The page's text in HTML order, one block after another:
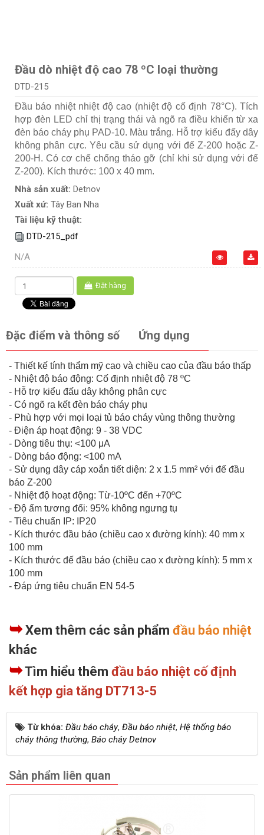
Đầu dò nhiệt độ cao 78 ºC loại thường
DTD-215
Đầu báo nhiệt nhiệt độ cao (nhiệt độ cố định 78°C). Tích
hợp đèn LED chỉ thị trạng thái và ngõ ra điều khiển từ xa
đèn báo cháy phụ PAD-10. Màu trắng. Hỗ trợ kiểu đấy dây
không phân cực. Yêu cầu sử dụng với đế Z-200 hoặc Z-
200-H. Có cơ chế chống tháo gỡ (chỉ khi sử dụng với đế
Z-200). Kích thước: 100 x 40 mm.
Nhà sản xuất: Detnov
Xuất xứ: Tây Ban Nha
Tài liệu kỹ thuật:
DTD-215_pdf
N/A
Đặt hàng
Đặc điểm và thông số Ứng dụng
- Thiết kế tính thẩm mỹ cao và chiều cao của đầu báo thấp
- Nhiệt độ báo động: Cố định nhiệt độ 78 ºC
- Hỗ trợ kiểu đấu dây không phân cực
- Có ngõ ra kết đèn báo cháy phụ
- Phù hợp với mọi loại tủ báo cháy vùng thông thường
- Điện áp hoạt động: 9 - 38 VDC
- Dòng tiêu thụ: <100 μA
- Dòng báo động: <100 mA
- Sử dụng dây cáp xoắn tiết diện: 2 x 1.5 mm² với đế đầu
báo Z-200
- Nhiệt độ hoạt động: Từ-10ºC đến +70ºC
- Độ ẩm tương đối: 95% không ngưng tụ
- Tiêu chuẩn IP: IP20
- Kích thước đầu báo (chiều cao x đường kính): 40 mm x
100 mm
- Kích thước đế đầu báo (chiều cao x đường kính): 5 mm x
100 mm
- Đáp ứng tiêu chuẩn EN 54-5
➥Xem thêm các sản phẩm đầu báo nhiệt
khác
➥Tìm hiểu thêm đầu báo nhiệt cố định
kết hợp gia tăng DT713-5
Từ khóa: Đầu báo cháy, Đầu báo nhiệt, Hệ thống báo
cháy thông thường, Báo cháy Detnov
Sản phẩm liên quan